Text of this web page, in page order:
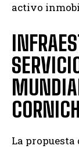
activo
La propuesta